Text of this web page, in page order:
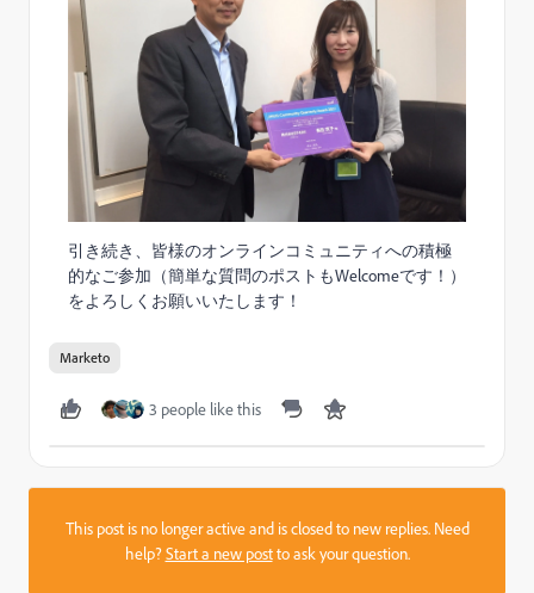
引き続き、皆様のオンラインコミュニティへの積極
的なご参加（簡単な質問のポストもWelcomeです！）
をよろしくお願いいたします！
Marketo
3 people like this
This post is no longer active and is closed to new replies. Need
help?Start a new postto ask your question.